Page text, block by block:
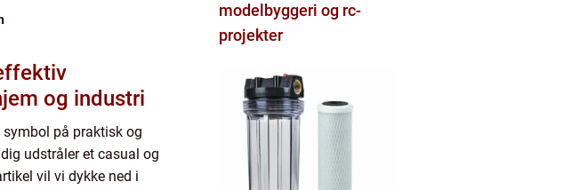
og industri
symbol på praktisk og
udstråler et casual og
vil vi dykke ned i
modelbyggeri og rc-
projekter